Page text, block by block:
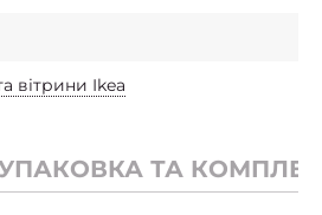
вітрини Ikea
ТА